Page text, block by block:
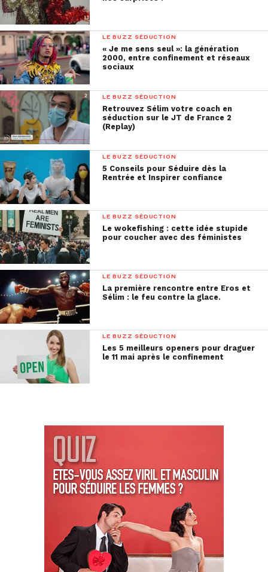
LE BUZZ SÉDUCTION
« Je me sens seul »: la génération
2000, entre confinement et réseaux
sociaux
LE BUZZ SÉDUCTION
Retrouvez Sélim votre coach en
séduction sur le JT de France 2
(Replay)
LE BUZZ SÉDUCTION
5 Conseils pour Séduire dès la
Rentrée et Inspirer confiance
LE BUZZ SÉDUCTION
Le wokefishing : cette idée stupide
pour coucher avec des féministes
LE BUZZ SÉDUCTION
La première rencontre entre Eros et
Sélim : le feu contre la glace.
LE BUZZ SÉDUCTION
Les 5 meilleurs openers pour draguer
le 11 mai après le confinement